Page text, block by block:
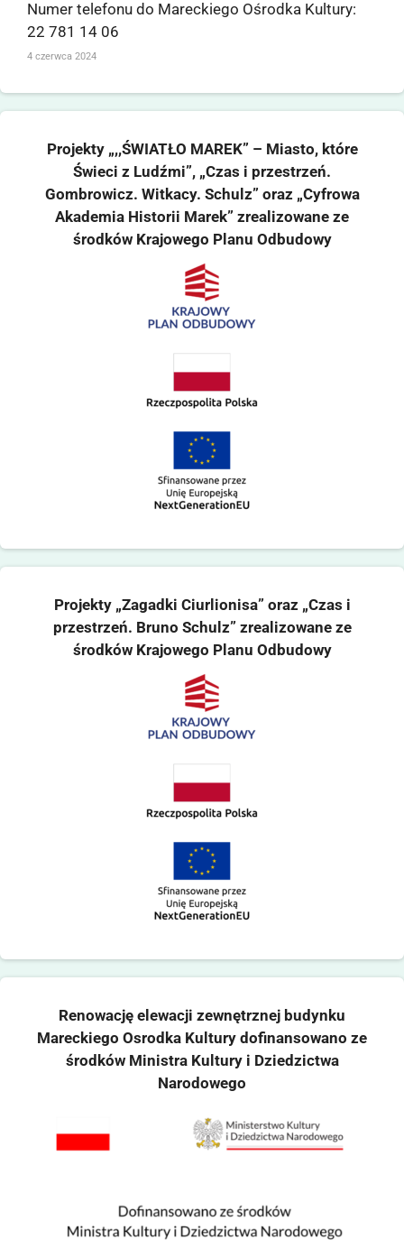
Numer telefonu do Mareckiego Ośrodka Kultury:
22 781 14 06
4 czerwca 2024
Projekty „,,ŚWIATŁO MAREK” – Miasto, które
Świeci z Ludźmi”, „Czas i przestrzeń.
Gombrowicz. Witkacy. Schulz” oraz „Cyfrowa
Akademia Historii Marek” zrealizowane ze
środków Krajowego Planu Odbudowy
Projekty „Zagadki Ciurlionisa” oraz „Czas i
przestrzeń. Bruno Schulz” zrealizowane ze
środków Krajowego Planu Odbudowy
Renowację elewacji zewnętrznej budynku
Mareckiego Osrodka Kultury dofinansowano ze
środków Ministra Kultury i Dziedzictwa
Narodowego